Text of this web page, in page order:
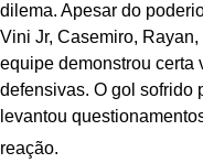
dilema. Apesar do
Vini Jr, Casemiro,
equipe demonstrou certa
defensivas. O gol sofrido
levantou
reação.